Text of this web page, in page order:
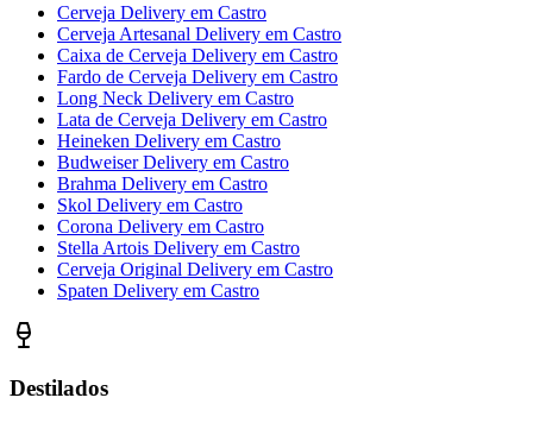
Cerveja Delivery em Castro
Cerveja Artesanal Delivery em Castro
Caixa de Cerveja Delivery em Castro
Fardo de Cerveja Delivery em Castro
Long Neck Delivery em Castro
Lata de Cerveja Delivery em Castro
Heineken Delivery em Castro
Budweiser Delivery em Castro
Brahma Delivery em Castro
Skol Delivery em Castro
Corona Delivery em Castro
Stella Artois Delivery em Castro
Cerveja Original Delivery em Castro
Spaten Delivery em Castro
Destilados